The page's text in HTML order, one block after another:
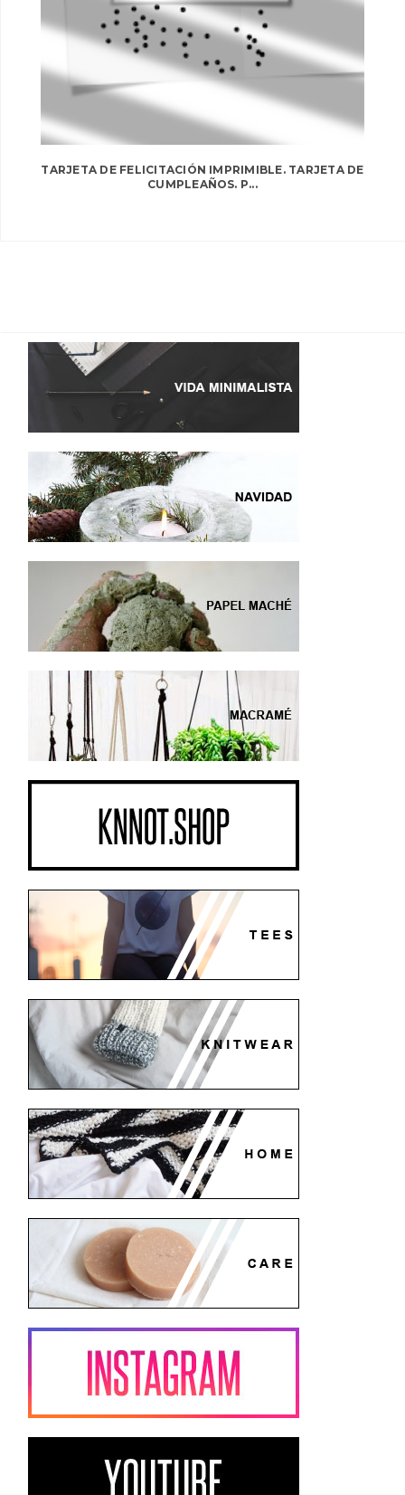
TARJETA DE FELICITACIÓN IMPRIMIBLE. TARJETA DE
CUMPLEAÑOS. P...